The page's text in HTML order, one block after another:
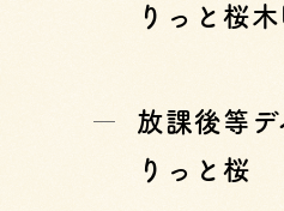
りっと桜
放課後等デ
りっと桜